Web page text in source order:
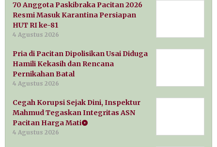
70 Anggota Paskibraka Pacitan 2026
Resmi Masuk Karantina Persiapan
HUT RI ke-81
4 Agustus 2026
Pria di Pacitan Dipolisikan Usai Diduga
Hamili Kekasih dan Rencana
Pernikahan Batal
4 Agustus 2026
Cegah Korupsi Sejak Dini, Inspektur
Mahmud Tegaskan Integritas ASN
Pacitan Harga Mati
4 Agustus 2026